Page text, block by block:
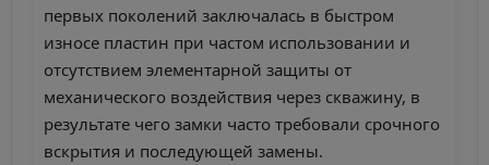
первых поколений заключалась в быстром
износе пластин при частом использовании и
отсутствием элементарной защиты от
механического воздействия через скважину, в
результате чего замки часто требовали срочного
вскрытия и последующей замены.